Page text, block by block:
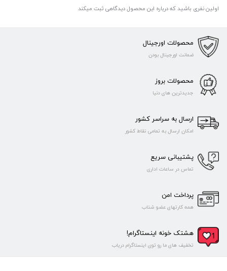
اولین نفری باشید که درباره این محصول دیدگاهی ثبت میکند
محصولات اورجینال
ضمانت اورجینال بودن
محصولات بروز
جدیدترین های دنیا
ارسال به سراسر کشور
امکان ارسال به تمامی نقاط کشور
پشتیبانی سریع
تماس در ساعات اداری
پرداخت امن
همه کارتهای عضو شتاب
هشتک خونه اینستاگرام!
تخفیف های ما رو توی اینستاگرام دریاب